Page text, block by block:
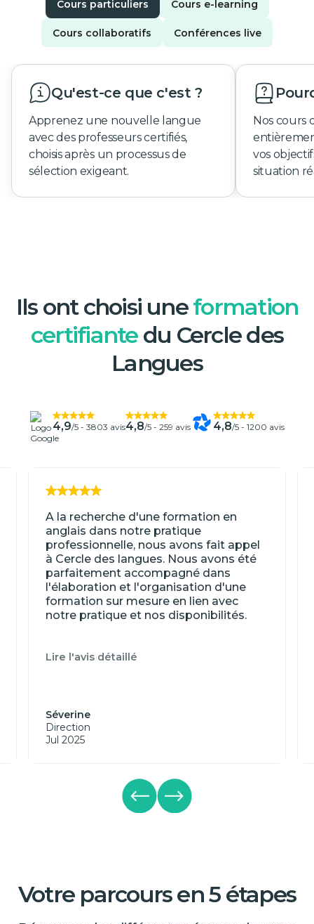
Cours particuliers Cours e-learning
Cours collaboratifs Conférences live
Qu'est-ce que c'est ?
Apprenez une nouvelle langue
avec des professeurs certifiés,
choisis après un processus de
sélection exigeant.
Nos cours
vos
situation
Ils ont choisi uneformation
certifiantedu Cercle des
Langues
4,9/5 - 3803 avis4,8/5 - 259 avis 4,8/5 - 1200 avis
A la recherche d'une formation en
anglais dans notre pratique
professionnelle, nous avons fait appel
à Cercle des langues. Nous avons été
parfaitement accompagné dans
l'élaboration et l'organisation d'une
formation sur mesure en lien avec
notre pratique et nos disponibilités.
Lire l'avis détaillé
Séverine
Direction
Jul 2025
Votre parcours en 5 étapes